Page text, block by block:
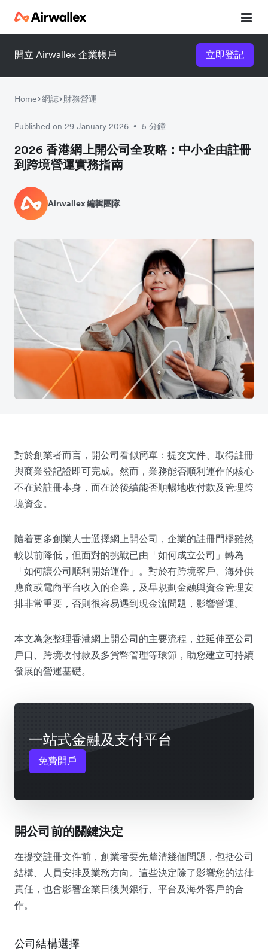
開立 Airwallex 企業帳戶 立即登記
Home 網誌 財務營運
Published on 29 January 2026 • 5 分鐘
2026 香港網上開公司全攻略：中小企由註冊
到跨境營運實務指南
Airwallex 編輯團隊
對於創業者而言，開公司看似簡單：提交文件、取得註冊
與商業登記證即可完成。然而，業務能否順利運作的核心
不在於註冊本身，而在於後續能否順暢地收付款及管理跨
境資金。
隨着更多創業人士選擇網上開公司，企業的註冊門檻雖然
較以前降低，但面對的挑戰已由「如何成立公司」轉為
「如何讓公司順利開始運作」。對於有跨境客戶、海外供
應商或電商平台收入的企業，及早規劃金融與資金管理安
排非常重要，否則很容易遇到現金流問題，影響營運。
本文為您整理香港網上開公司的主要流程，並延伸至公司
戶口、跨境收付款及多貨幣管理等環節，助您建立可持續
發展的營運基礎。
一站式金融及支付平台
免費開戶
開公司前的關鍵決定
在提交註冊文件前，創業者要先釐清幾個問題，包括公司
結構、人員安排及業務方向。這些決定除了影響您的法律
責任，也會影響企業日後與銀行、平台及海外客戶的合
作。
公司結構選擇